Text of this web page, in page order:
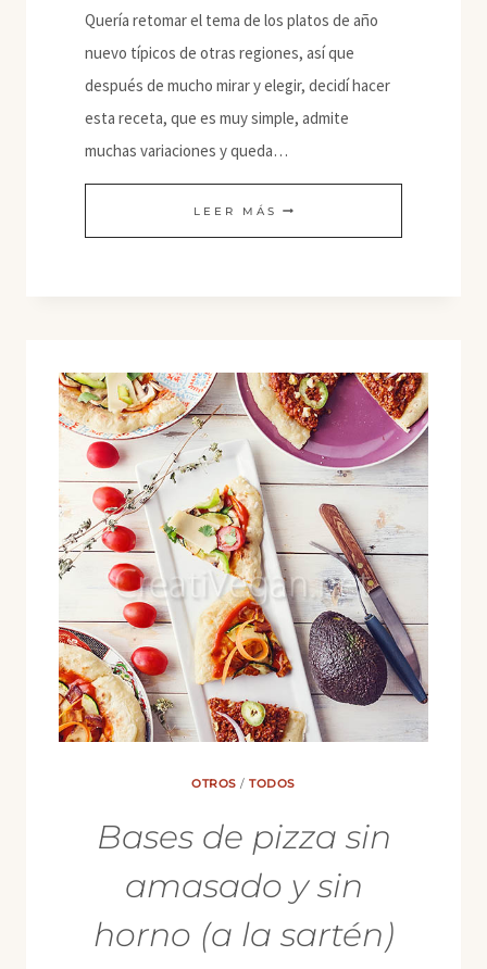
Quería retomar el tema de los platos de año
nuevo típicos de otras regiones, así que
después de mucho mirar y elegir, decidí hacer
esta receta, que es muy simple, admite
muchas variaciones y queda…
LEER MÁS PAJEON
(TORTITAS
DE
PRIMAVERA)
OTROS /TODOS
Bases de pizza sin
amasado y sin
horno (a la sartén)